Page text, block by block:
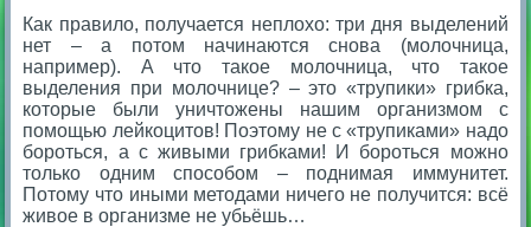
Как правило, получается неплохо: три дня выделений
нет – а потом начинаются снова (молочница,
например). А что такое молочница, что такое
выделения при молочнице? – это «трупики» грибка,
которые были уничтожены нашим организмом с
помощью лейкоцитов! Поэтому не с «трупиками» надо
бороться, а с живыми грибками! И бороться можно
только одним способом – поднимая иммунитет.
Потому что иными методами ничего не получится: всё
живое в организме не убьёшь…